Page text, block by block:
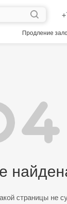
Продление
страницы не